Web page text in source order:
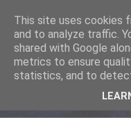
This site uses cookies
and to analyze traffic.
shared with Google
metrics to ensure
statistics, and to